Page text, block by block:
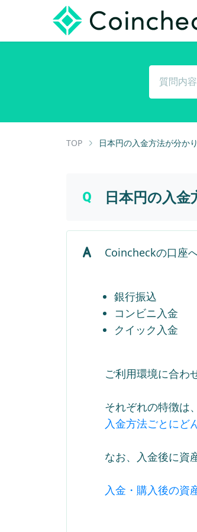
TOP 日本円の入金方法が分か
日本円の入
Coincheckの口座
銀行振込
コンビニ入金
クイック入金
ご利用環境に合わ
それぞれの特徴は
入金方法ごとにど
なお、入金後に資
入金・購入後の資